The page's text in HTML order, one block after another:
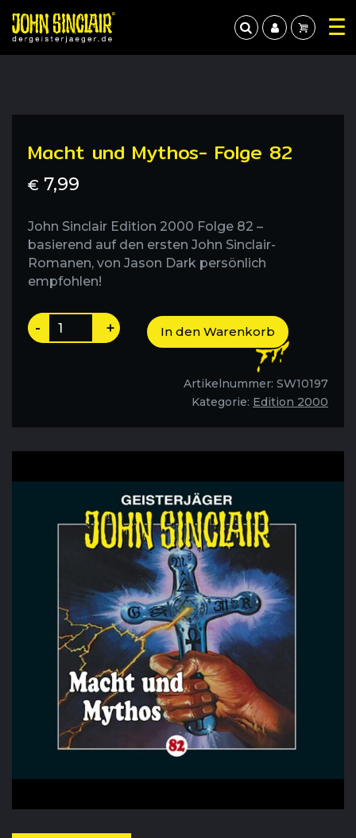
Macht und Mythos- Folge 82
€ 7,99
John Sinclair Edition 2000 Folge 82 –
basierend auf den ersten John Sinclair-
Romanen, von Jason Dark persönlich
empfohlen!
Macht
und
- + In den Warenkorb
Artikelnummer: SW10197
Kategorie: Edition 2000